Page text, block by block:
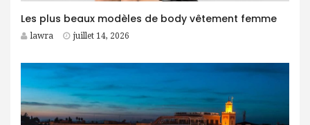
Les plus beaux modèles de body vêtement femme
lawra juillet 14, 2026